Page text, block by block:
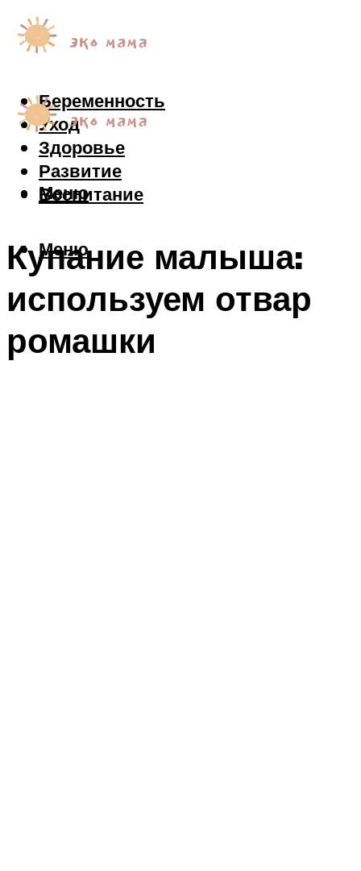
Беременность
Уход
Здоровье
Развитие
Воспитание
Меню
Меню
Купание малыша:
используем отвар
ромашки